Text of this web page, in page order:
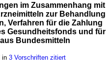
im Zusammenhang mit
zur Behandlung
Verfahren für die Zahlung
Gesundheitsfonds und für
Bundesmitteln
in3 Vorschriften zitiert